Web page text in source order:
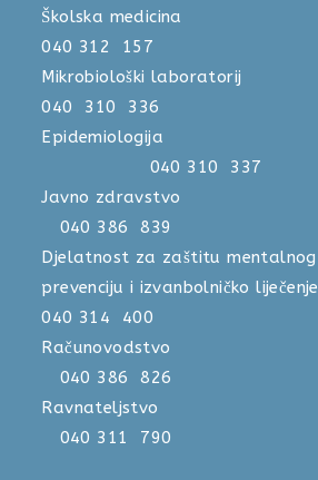
Školska
040 312 157
Mikrobiološki
040 310 336
040 310 337
Javno
040 386 839
Djelatnost za zaštitu
prevenciju i izvanbolničko
040 314 400
040 386 826
040 311 790